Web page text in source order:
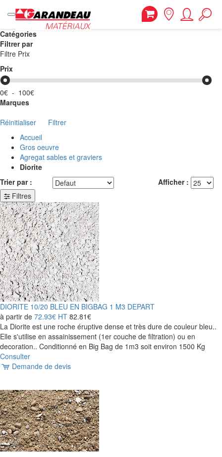
Catégories
Filtrer par
Filtre Prix
Prix
0€ - 100€
Marques
Réinitialiser
Filtrer
Accueil
Gros oeuvre
Agregat sables et graviers
Diorite
Trier par :
Afficher :
Filtres
DIORITE 10/20 BLEU EN BIGBAG 1 M3 DEPART
à partir de 72.93€ HT 82.81€
La Diorite est une roche éruptive dense et très dure de couleur bleu..
Elle s'utilise en assainissement (1er couche de filtration) ou en
decoration.. Conditionné en Big Bag de 1m3 soit environ 1500 Kg
Consulter
Demande de devis